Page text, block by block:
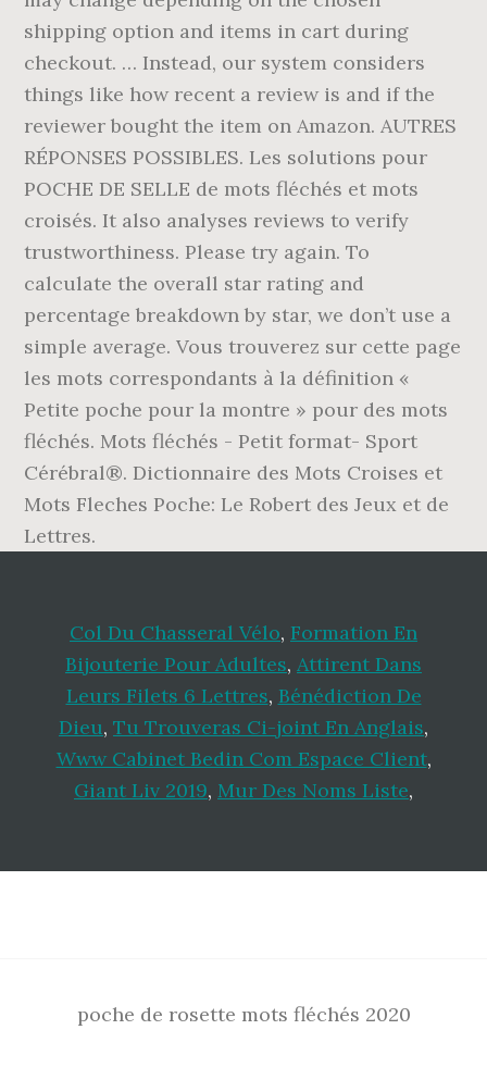
Col Du Chasseral Vélo, Formation En
Bijouterie Pour Adultes, Attirent Dans
Leurs Filets 6 Lettres, Bénédiction De
Dieu, Tu Trouveras Ci-joint En Anglais,
Www Cabinet Bedin Com Espace Client,
Giant Liv 2019, Mur Des Noms Liste,
poche de rosette mots fléchés 2020